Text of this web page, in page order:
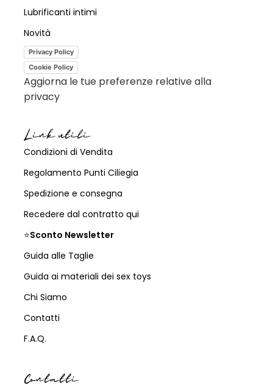
Lubrificanti intimi
Novità
Privacy Policy
Cookie Policy
Aggiorna le tue preferenze relative alla
privacy
Link utili
Condizioni di Vendita
Regolamento Punti Ciliegia
Spedizione e consegna
Recedere dal contratto qui
⭐Sconto Newsletter
Guida alle Taglie
Guida ai materiali dei sex toys
Chi Siamo
Contatti
F.A.Q.
Contatti